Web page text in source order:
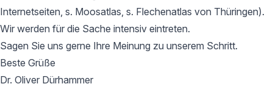
Internetseiten, s. Moosatlas, s. Flechenatlas von Thüringen).
Wir werden für die Sache intensiv eintreten.
Sagen Sie uns gerne Ihre Meinung zu unserem Schritt.
Beste Grüße
Dr. Oliver Dürhammer